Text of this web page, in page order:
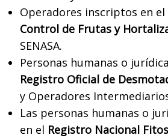
Operadores inscriptos en el
Control de Frutas y
SENASA.
Personas humanas o
Registro Oficial de
y Operadores
Las personas humanas o
en el Registro Nacional